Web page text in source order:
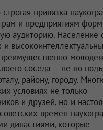
привязка
и предприятиям
аудиторию. Население
и
соседа — не по
району, городу.
условиях не только
и друзей, но и
времен
династиями, которые